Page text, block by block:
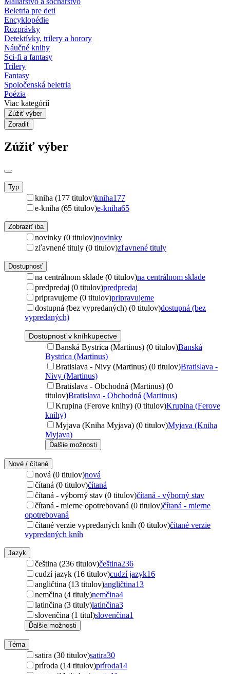
Beletria pre deti
Encyklopédie
Rozprávky
Detektívky, trilery a horory
Náučné knihy
Sci-fi a fantasy
Trilery
Fantasy
Spoločenská beletria
Poézia
Viac kategórií
Zúžiť výber
Zoradiť
Zúžiť výber
Typ
kniha (177 titulov)kniha177
e-kniha (65 titulov)e-kniha65
Zobraziť iba
novinky (0 titulov)novinky
zľavnené tituly (0 titulov)zľavnené tituly
Dostupnosť
na centrálnom sklade (0 titulov)na centrálnom sklade
predpredaj (0 titulov)predpredaj
pripravujeme (0 titulov)pripravujeme
dostupná (bez vypredaných) (0 titulov)dostupná (bez
vypredaných)
Dostupnosť v kníhkupectve
Banská Bystrica (Martinus) (0 titulov)Banská
Bystrica (Martinus)
Bratislava - Nivy (Martinus) (0 titulov)Bratislava -
Nivy (Martinus)
Bratislava - Obchodná (Martinus) (0
titulov)Bratislava - Obchodná (Martinus)
Krupina (Ferove knihy) (0 titulov)Krupina (Ferove
knihy)
Myjava (Kniha Myjava) (0 titulov)Myjava (Kniha
Myjava)
Ďalšie možnosti
Nové / čítané
nová (0 titulov)nová
čítaná (0 titulov)čítaná
čítaná - výborný stav (0 titulov)čítaná - výborný stav
čítaná - mierne opotrebovaná (0 titulov)čítaná - mierne
opotrebovaná
čítané verzie vypredaných kníh (0 titulov)čítané verzie
vypredaných kníh
Jazyk
čeština (236 titulov)čeština236
cudzí jazyk (16 titulov)cudzí jazyk16
angličtina (13 titulov)angličtina13
nemčina (4 tituly)nemčina4
latinčina (3 tituly)latinčina3
slovenčina (1 titul)slovenčina1
Ďalšie možnosti
Téma
satira (30 titulov)satira30
príroda (14 titulov)príroda14